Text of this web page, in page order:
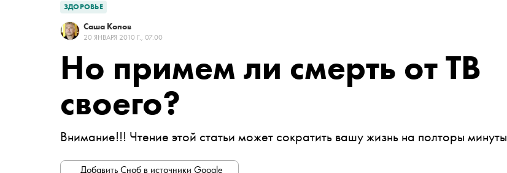
ЗДОРОВЬЕ
Саша Копов
20 ЯНВАРЯ 2010 Г., 07:00
Но примем ли смерть от ТВ
своего?
Внимание!!! Чтение этой статьи может сократить вашу жизнь на полторы минуты
Добавить Сноб в источники Google